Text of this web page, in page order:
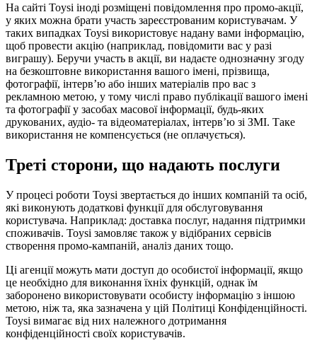
На сайті Toysi іноді розміщені повідомлення про промо-акції,
у яких можна брати участь зареєстрованим користувачам. У
таких випадках Toysi використовує надану вами інформацію,
щоб провести акцію (наприклад, повідомити вас у разі
виграшу). Беручи участь в акції, ви надаєте однозначну згоду
на безкоштовне використання вашого імені, прізвища,
фотографії, інтерв’ю або інших матеріалів про вас з
рекламною метою, у тому числі право публікації вашого імені
та фотографії у засобах масової інформації, будь-яких
друкованих, аудіо- та відеоматеріалах, інтерв’ю зі ЗМІ. Таке
використання не компенсується (не оплачується).
Треті сторони, що надають послуги
У процесі роботи Toysi звертається до інших компаній та осіб,
які виконують додаткові функції для обслуговування
користувача. Наприклад: доставка послуг, надання підтримки
споживачів. Toysi замовляє також у відібраних сервісів
створення промо-кампаній, аналіз даних тощо.
Ці агенції можуть мати доступ до особистої інформації, якщо
це необхідно для виконання їхніх функцій, однак їм
заборонено використовувати особисту інформацію з іншою
метою, ніж та, яка зазначена у цій Політиці Конфіденційності.
Toysi вимагає від них належного дотримання
конфіденційності своїх користувачів.